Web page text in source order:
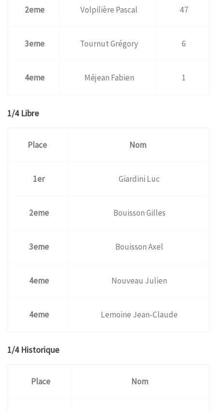
2eme Volpilière Pascal 47
3eme Tournut Grégory 6
4eme Méjean Fabien 1
1/4 Libre
Place Nom
1er Giardini Luc
2eme Bouisson Gilles
3eme Bouisson Axel
4eme Nouveau Julien
4eme Lemoine Jean-Claude
1/4 Historique
Place Nom